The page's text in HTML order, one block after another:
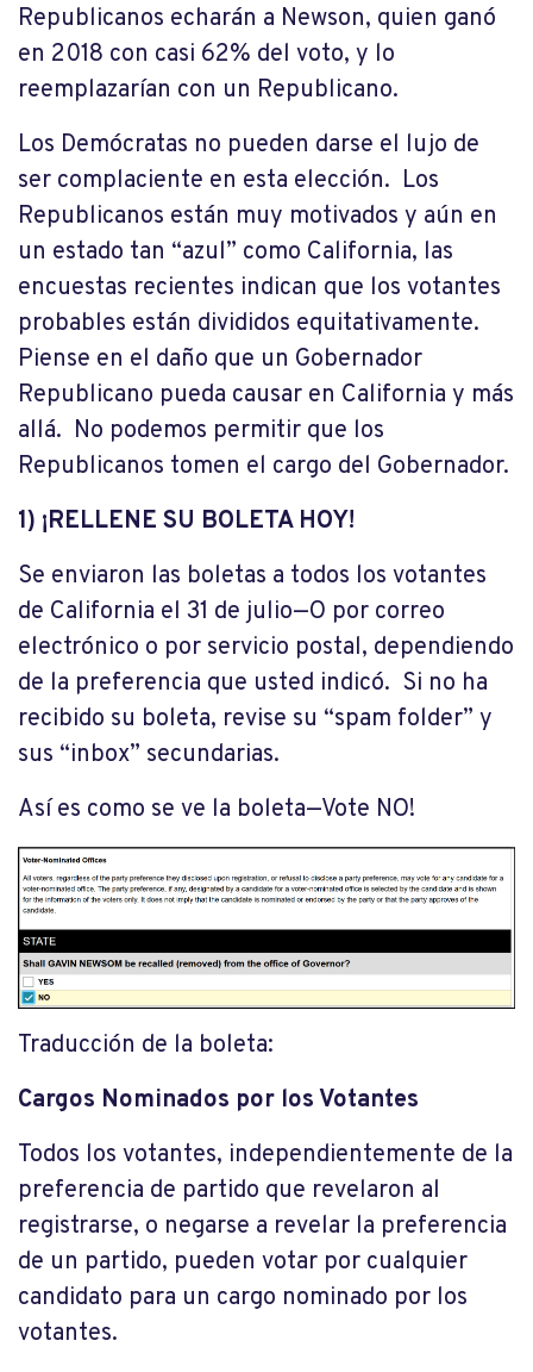
Republicanos echarán a Newson, quien ganó
en 2018 con casi 62% del voto, y lo
reemplazarían con un Republicano.
Los Demócratas no pueden darse el lujo de
ser complaciente en esta elección. Los
Republicanos están muy motivados y aún en
un estado tan “azul” como California, las
encuestas recientes indican que los votantes
probables están divididos equitativamente.
Piense en el daño que un Gobernador
Republicano pueda causar en California y más
allá. No podemos permitir que los
Republicanos tomen el cargo del Gobernador.
1) ¡RELLENE SU BOLETA HOY!
Se enviaron las boletas a todos los votantes
de California el 31 de julio—O por correo
electrónico o por servicio postal, dependiendo
de la preferencia que usted indicó. Si no ha
recibido su boleta, revise su “spam folder” y
sus “inbox” secundarias.
Así es como se ve la boleta—Vote NO!
Traducción de la boleta:
Cargos Nominados por los Votantes
Todos los votantes, independientemente de la
preferencia de partido que revelaron al
registrarse, o negarse a revelar la preferencia
de un partido, pueden votar por cualquier
candidato para un cargo nominado por los
votantes.